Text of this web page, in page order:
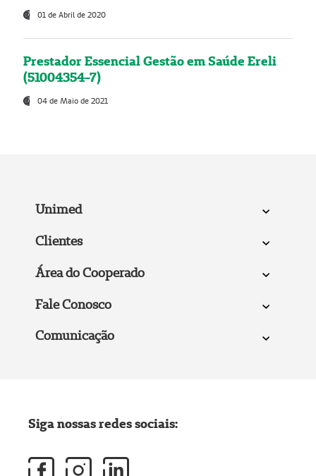
01 de Abril de 2020
Prestador Essencial Gestão em Saúde Ereli
(51004354-7)
04 de Maio de 2021
Unimed
Clientes
Área do Cooperado
Fale Conosco
Comunicação
Siga nossas redes sociais: